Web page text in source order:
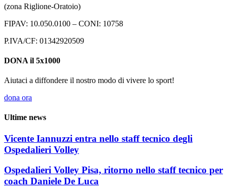
(zona Riglione-Oratoio)
FIPAV: 10.050.0100 – CONI: 10758
P.IVA/CF: 01342920509
DONA il 5x1000
Aiutaci a diffondere il nostro modo di vivere lo sport!
dona ora
Ultime news
Vicente Iannuzzi entra nello staff tecnico degli
Ospedalieri Volley
Ospedalieri Volley Pisa, ritorno nello staff tecnico per
coach Daniele De Luca